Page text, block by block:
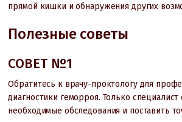
прямой кишки и обнаружения других
Полезные советы
СОВЕТ №1
Обратитесь к врачу-проктологу для
диагностики геморроя. Только
необходимые обследования и поставить